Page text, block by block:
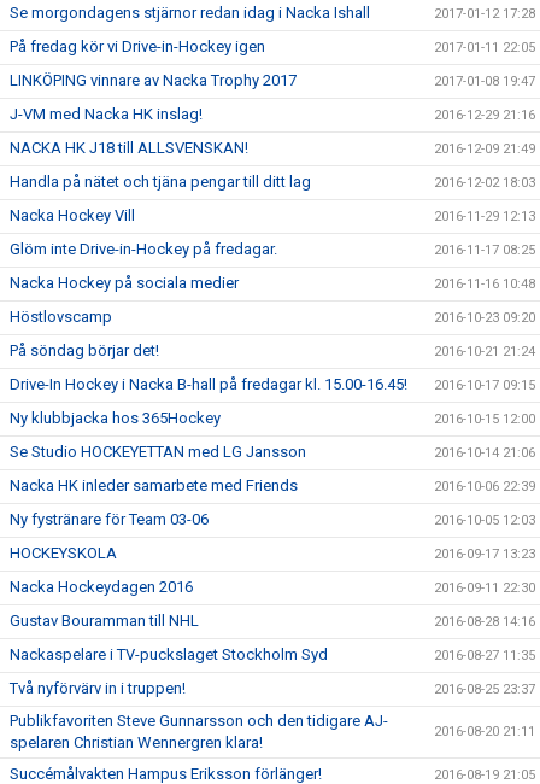
Se morgondagens stjärnor redan idag i Nacka Ishall 2017-01-12 17:28
På fredag kör vi Drive-in-Hockey igen 2017-01-11 22:05
LINKÖPING vinnare av Nacka Trophy 2017 2017-01-08 19:47
J-VM med Nacka HK inslag! 2016-12-29 21:16
NACKA HK J18 till ALLSVENSKAN! 2016-12-09 21:49
Handla på nätet och tjäna pengar till ditt lag 2016-12-02 18:03
Nacka Hockey Vill 2016-11-29 12:13
Glöm inte Drive-in-Hockey på fredagar. 2016-11-17 08:25
Nacka Hockey på sociala medier 2016-11-16 10:48
Höstlovscamp 2016-10-23 09:20
På söndag börjar det! 2016-10-21 21:24
Drive-In Hockey i Nacka B-hall på fredagar kl. 15.00-16.45! 2016-10-17 09:15
Ny klubbjacka hos 365Hockey 2016-10-15 12:00
Se Studio HOCKEYETTAN med LG Jansson 2016-10-14 21:06
Nacka HK inleder samarbete med Friends 2016-10-06 22:39
Ny fystränare för Team 03-06 2016-10-05 12:03
HOCKEYSKOLA 2016-09-17 13:23
Nacka Hockeydagen 2016 2016-09-11 22:30
Gustav Bouramman till NHL 2016-08-28 14:16
Nackaspelare i TV-puckslaget Stockholm Syd 2016-08-27 11:35
Två nyförvärv in i truppen! 2016-08-25 23:37
Publikfavoriten Steve Gunnarsson och den tidigare AJ-
spelaren Christian Wennergren klara!
2016-08-20 21:11
Succémålvakten Hampus Eriksson förlänger! 2016-08-19 21:05